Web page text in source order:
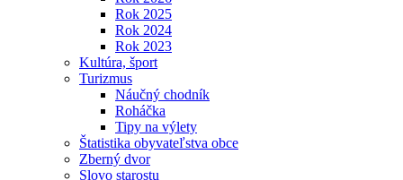
Rok 2025
Rok 2024
Rok 2023
Kultúra, šport
Turizmus
Náučný chodník
Roháčka
Tipy na výlety
Štatistika obyvateľstva obce
Zberný dvor
Slovo starostu